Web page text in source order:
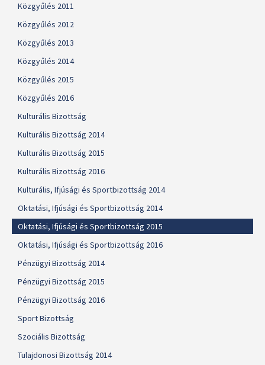
Közgyűlés 2011
Közgyűlés 2012
Közgyűlés 2013
Közgyűlés 2014
Közgyűlés 2015
Közgyűlés 2016
Kulturális Bizottság
Kulturális Bizottság 2014
Kulturális Bizottság 2015
Kulturális Bizottság 2016
Kulturális, Ifjúsági és Sportbizottság 2014
Oktatási, Ifjúsági és Sportbizottság 2014
Oktatási, Ifjúsági és Sportbizottság 2015
Oktatási, Ifjúsági és Sportbizottság 2016
Pénzügyi Bizottság 2014
Pénzügyi Bizottság 2015
Pénzügyi Bizottság 2016
Sport Bizottság
Szociális Bizottság
Tulajdonosi Bizottság 2014